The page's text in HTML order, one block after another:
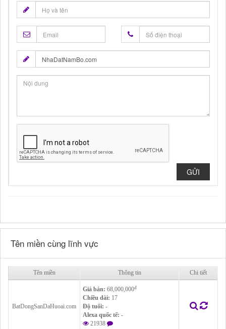
GỬI
Tên miền cùng lĩnh vực
Tên miền Thông tin Chi tiết
BatDongSanDaHuoai.com
Giá bán: 68,000,000đ
Chiều dài: 17
Độ tuổi: -
Alexa quốc tế: -
21938